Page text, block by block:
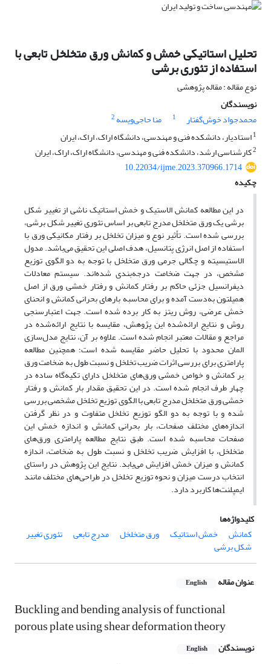
تحلیل استاتیکی خمش و کمانش ورق متخلخل تابعی با
استفاده از تئوری برشی
نوع مقاله : مقاله پژوهشی
نویسندگان
محمدجواد خوش‌گفتار
1 منا حاجی‌ویسه 2
1استادیار، دانشکده فنی و مهندسی، دانشگاه اراک، اراک، ایران
2کارشناسی ارشد، دانشکده فنی و مهندسی، دانشگاه اراک، اراک، ایران
10.22034/ijme.2023.370966.1714
چکیده
در این مطالعه کمانش الاستیک و خمش استاتیک ناشی از تغییر شکل
برشی یک ورق متخلخل مدرج تابعی بر اساس تئوری تغییر شکل برشی،
بررسی‌ شده است. تأثیر نوع و میزان تخلخل بر رفتار مکانیکی ورق با
استفاده از اصل انرژی پتانسیل، هدف اصلی این تحقیق می‌باشد. مدول
الاستیسیته و چگالی جرمی ورق متخلخل با توجه به دو الگوی توزیع
مشخص، در جهت ضخامت درجه‌بندی شده‌اند. سیستم معادلات
دیفرانسیل جزئی حاکم بر رفتار کمانش و رفتار خمشی ورق‌ از اصل
همیلتون به‌دست آمده‌ و برای محاسبه بارهای بحرانی کمانش و انحنای
خمش عرضی، روش ریتز به کار برده ‌شده است. جهت اعتبارسنجی
روش و نتایج ارائه‌شده این پژوهش، مقایسه با نتایج ارائه‌شده در
مراجع و مقالات معتبر انجام شده است. علاوه بر آن، نتایج مدل‌سازی
المان محدود با تحلیل حاضر مقایسه شده است؛ همچنین مطالعه
پارامتری برای بررسی اثرات ضریب تخلخل و نسبت طول به ضخامت ورق
بر کمانش و خواص خمشی ورق‌های متخلخل دارای تکیه‌گاه ساده در
چهار طرف انجام شده است. در این تحقیق مقدار بار کمانش و رفتار
خمشی ورق متخلخل مدرج تابعی با الگوی توزیع تخلخل مشخصی بررسی
شده و با توجه به دو الگو توزیع تخلخل متفاوت و در نظر گرفتن
اندازه‌های مختلف صفحات، بار بحرانی کمانش و اندازه خمش این
صفحات محاسبه شده است. طبق نتایج مطالعه پارامتری ورق‌های
متخلخل، با افزایش ضریب تخلخل و نسبت طول به ضخامت، اندازه
کمانش و میزان خمش افزایش می‌یابد. نتایج این پژوهش در راستای
انتخاب درست میزان و نحوه توزیع تخلخل در طراحی‌های مختلف مانند
ایمپلنت‌ها کاربرد دارد.
کلیدواژه‌ها
کمانش
خمش استاتیک ورق متخلخل مدرج تابعی تئوری تغییر
شکل برشی
عنوان مقاله English
Buckling and bending analysis of functional
porous plate using shear deformation theory
نویسندگان English